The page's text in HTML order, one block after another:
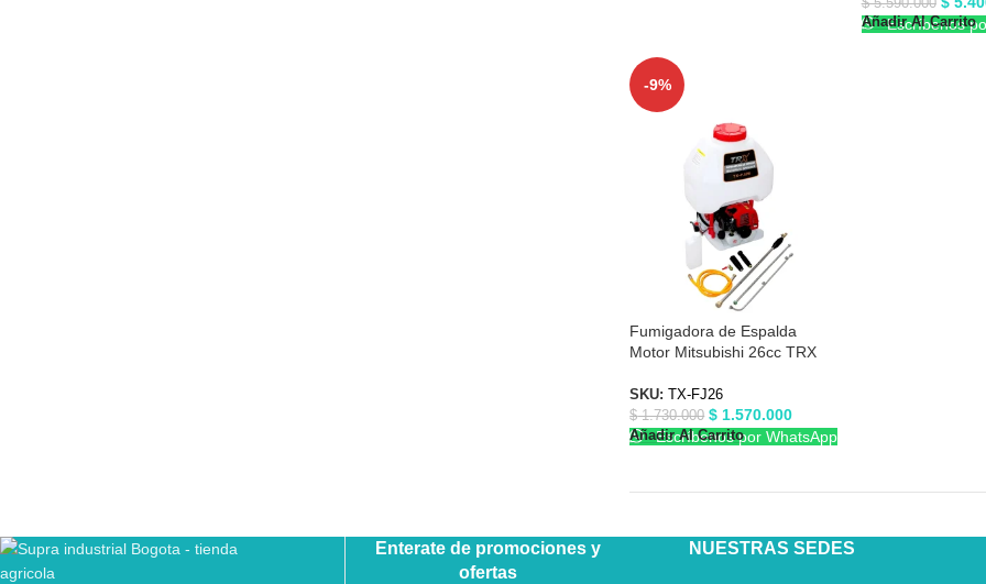
$5.590.000
Añadir Al Carrito
Escríbenos
-9%
Fumigadora de Espalda
Motor Mitsubishi 26cc TRX
SKU:
TX-FJ26
$1.730.000 $ 1.570.000
Añadir Al Carrito
Escríbenos por WhatsApp
Enterate de promociones y
ofertas
NUESTRAS SEDES